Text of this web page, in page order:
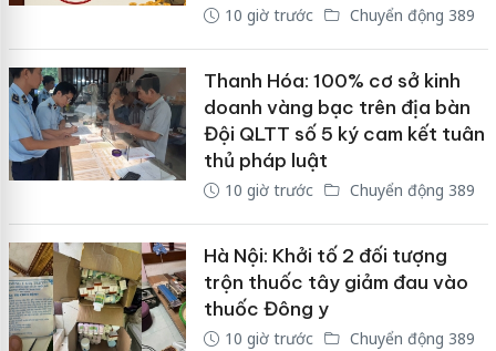
10 giờ trước Chuyển động 389
Thanh Hóa: 100% cơ sở kinh
doanh vàng bạc trên địa bàn
Đội QLTT số 5 ký cam kết tuân
thủ pháp luật
10 giờ trước Chuyển động 389
Hà Nội: Khởi tố 2 đối tượng
trộn thuốc tây giảm đau vào
thuốc Đông y
10 giờ trước Chuyển động 389